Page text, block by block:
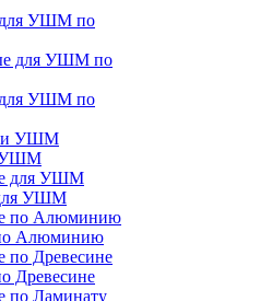
для УШМ по
для УШМ по
УШМ
УШМ
Алюминию
Древесине